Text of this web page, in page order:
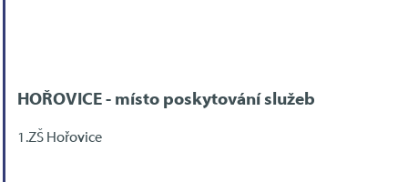
HOŘOVICE - místo poskytování služeb
1.ZŠ Hořovice